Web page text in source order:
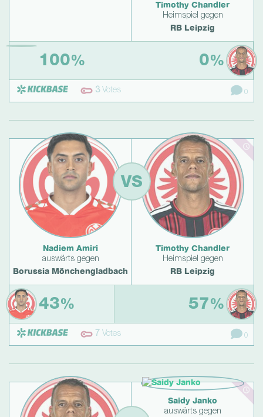
Timothy Chandler
Heimspiel gegen
RB Leipzig
100% 0%
3Votes 0
Nadiem Amiri
auswärts gegen
Borussia Mönchengladbach
VS
Timothy Chandler
Heimspiel gegen
RB Leipzig
43% 57%
7 Votes 0
Saidy Janko
auswärts gegen